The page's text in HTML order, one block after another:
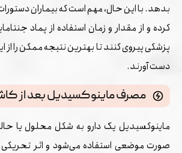
بدهد. با این حال، مهم است که بیماران
کرده و از مقدار و زمان استفاده از پماد
پزشکی پیروی کنند تا بهترین نتیجه ممکن را از
دست آورند.
مصرف ماینوکسیدیل بعد از
ماینوکسیدیل یک دارو به شکل محلول یا
صورت موضعی استفاده می‌شود و اثر تحریکی